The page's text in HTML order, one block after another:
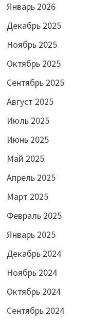
Январь 2026
Декабрь 2025
Ноябрь 2025
Октябрь 2025
Сентябрь 2025
Август 2025
Июль 2025
Июнь 2025
Май 2025
Апрель 2025
Март 2025
Февраль 2025
Январь 2025
Декабрь 2024
Ноябрь 2024
Октябрь 2024
Сентябрь 2024